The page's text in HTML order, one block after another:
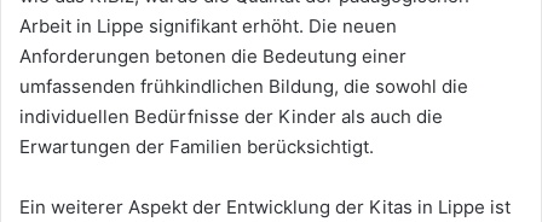
Arbeit in Lippe signifikant erhöht. Die neuen
Anforderungen betonen die Bedeutung einer
umfassenden frühkindlichen Bildung, die sowohl die
individuellen Bedürfnisse der Kinder als auch die
Erwartungen der Familien berücksichtigt.
Ein weiterer Aspekt der Entwicklung der Kitas in Lippe ist